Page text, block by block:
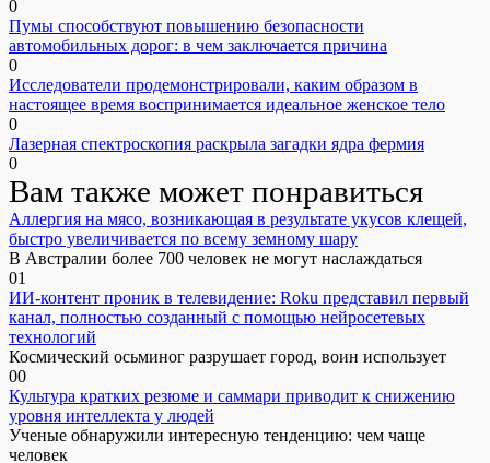
0
Пумы способствуют повышению безопасности
автомобильных дорог: в чем заключается причина
0
Исследователи продемонстрировали, каким образом в
настоящее время воспринимается идеальное женское тело
0
Лазерная спектроскопия раскрыла загадки ядра фермия
0
Вам также может понравиться
Аллергия на мясо, возникающая в результате укусов клещей,
быстро увеличивается по всему земному шару
В Австралии более 700 человек не могут наслаждаться
01
ИИ-контент проник в телевидение: Roku представил первый
канал, полностью созданный с помощью нейросетевых
технологий
Космический осьминог разрушает город, воин использует
00
Культура кратких резюме и саммари приводит к снижению
уровня интеллекта у людей
Ученые обнаружили интересную тенденцию: чем чаще
человек